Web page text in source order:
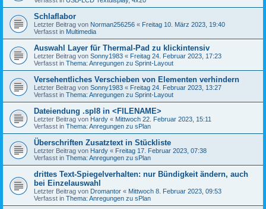
Schlaflabor
Letzter Beitrag von Norman256256 « Freitag 10. März 2023, 19:40
Verfasst in Multimedia
Auswahl Layer für Thermal-Pad zu klickintensiv
Letzter Beitrag von Sonny1983 « Freitag 24. Februar 2023, 17:23
Verfasst in Thema: Anregungen zu Sprint-Layout
Versehentliches Verschieben von Elementen verhindern
Letzter Beitrag von Sonny1983 « Freitag 24. Februar 2023, 13:27
Verfasst in Thema: Anregungen zu Sprint-Layout
Dateiendung .spl8 in <FILENAME>
Letzter Beitrag von Hardy « Mittwoch 22. Februar 2023, 15:11
Verfasst in Thema: Anregungen zu sPlan
Überschriften Zusatztext in Stückliste
Letzter Beitrag von Hardy « Freitag 17. Februar 2023, 07:38
Verfasst in Thema: Anregungen zu sPlan
drittes Text-Spiegelverhalten: nur Bündigkeit ändern, auch
bei Einzelauswahl
Letzter Beitrag von Dromantor « Mittwoch 8. Februar 2023, 09:53
Verfasst in Thema: Anregungen zu sPlan